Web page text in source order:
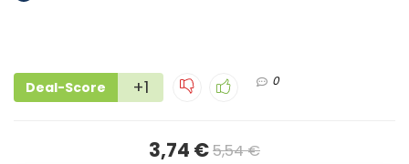
Deal-Score +1 0
3,74 €5,54 €